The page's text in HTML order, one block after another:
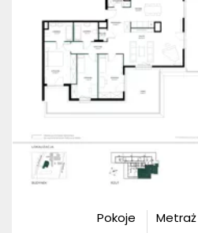
Pokoje
Metraż